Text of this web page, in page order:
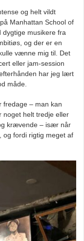
og helt vildt
Manhattan School of
dygtige musikere fra
og der er en
vænne mig til. Det
eller jam-session
har jeg lært
måde.
fredage – man kan
noget helt tredje eller
krævende – især når
og fordi rigtig meget af